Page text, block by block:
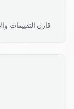
قارن التقييمات